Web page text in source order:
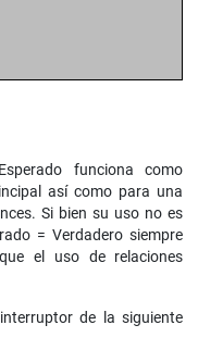
funciona como
así como para una
Si bien su uso no es
= Verdadero siempre
el uso de relaciones
de la siguiente